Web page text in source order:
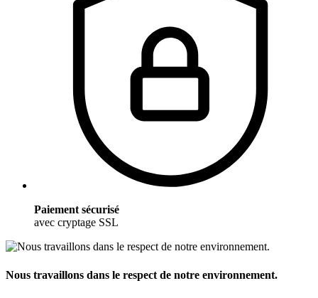
Paiement sécurisé
avec cryptage SSL
Nous travaillons dans le respect de notre environnement.